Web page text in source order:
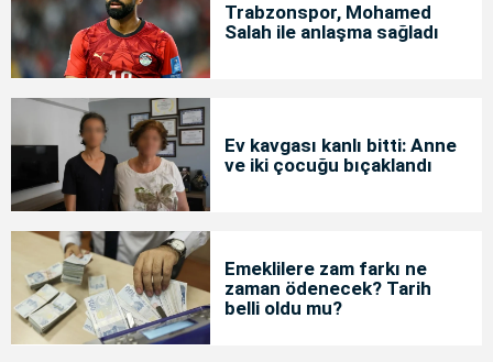
Trabzonspor, Mohamed
Salah ile anlaşma sağladı
Ev kavgası kanlı bitti: Anne
ve iki çocuğu bıçaklandı
Emeklilere zam farkı ne
zaman ödenecek? Tarih
belli oldu mu?